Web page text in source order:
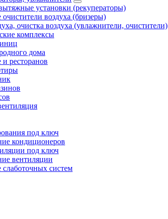
установки (рекуператоры)
воздуха (бризеры)
очистка воздуха (увлажнители, очистители)
комплексы
дома
ресторанов
под ключ
кондиционеров
под ключ
вентиляции
систем